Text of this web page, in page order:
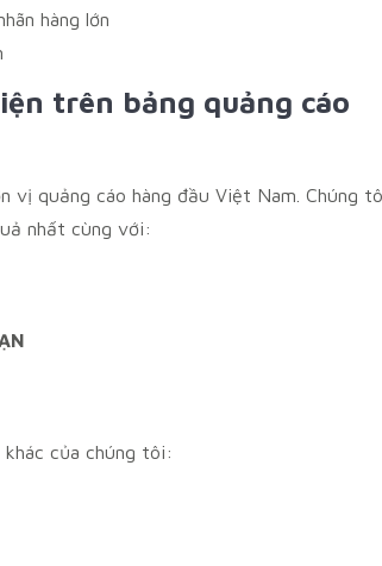
hàng lớn
trên bảng quảng cáo
vị quảng cáo hàng đầu Việt Nam. Chúng
nhất cùng với:
của chúng tôi: